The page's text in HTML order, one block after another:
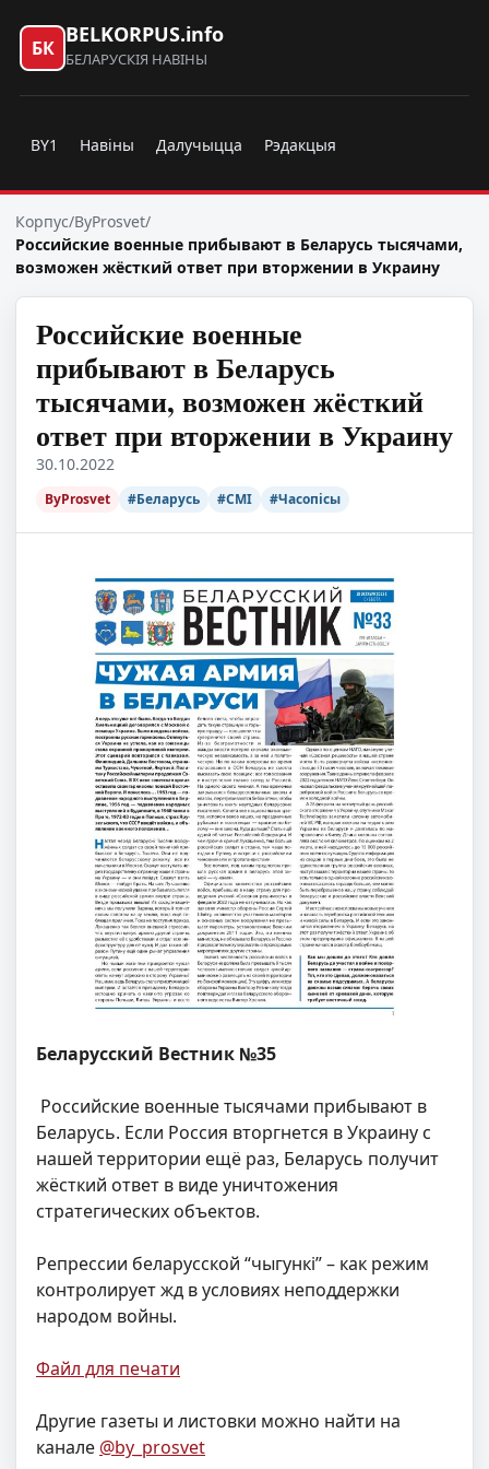
БК
BELKORPUS.info
БЕЛАРУСКІЯ НАВІНЫ
BY1 Навіны Далучыцца Рэдакцыя
Корпус/ByProsvet/
Российские военные прибывают в Беларусь тысячами,
возможен жёсткий ответ при вторжении в Украину
Российские военные
прибывают в Беларусь
тысячами, возможен жёсткий
ответ при вторжении в Украину
30.10.2022
ByProsvet #Беларусь #СМІ #Часопісы
Беларусский Вестник №35
Российские военные тысячами прибывают в
Беларусь. Если Россия вторгнется в Украину с
нашей территории ещё раз, Беларусь получит
жёсткий ответ в виде уничтожения
стратегических объектов.
Репрессии беларусской “чыгункi” – как режим
контролирует жд в условиях неподдержки
народом войны.
Файл для печати
Другие газеты и листовки можно найти на
канале @by_prosvet